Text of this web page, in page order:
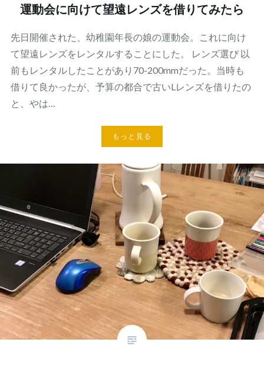
運動会に向けて望遠レンズを借りてみたら
先日開催された、幼稚園年長の娘の運動会。これに向け
て望遠レンズをレンタルすることにした。 レンズ選び 以
前もレンタルしたことがあり70-200mmだった。当時も
借りて良かったが、予算の都合で古いLレンズを借りたの
と、やは…
もっと見る